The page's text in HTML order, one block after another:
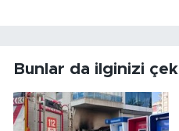
Bunlar da ilginizi